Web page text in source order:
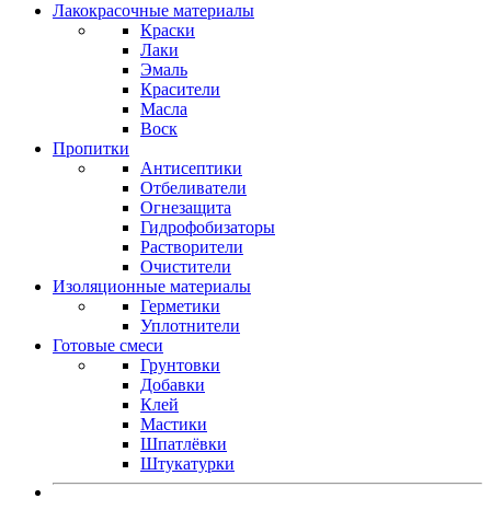
Лакокрасочные материалы
Краски
Лаки
Эмаль
Красители
Масла
Воск
Пропитки
Антисептики
Отбеливатели
Огнезащита
Гидрофобизаторы
Растворители
Очистители
Изоляционные материалы
Герметики
Уплотнители
Готовые смеси
Грунтовки
Добавки
Клей
Мастики
Шпатлёвки
Штукатурки